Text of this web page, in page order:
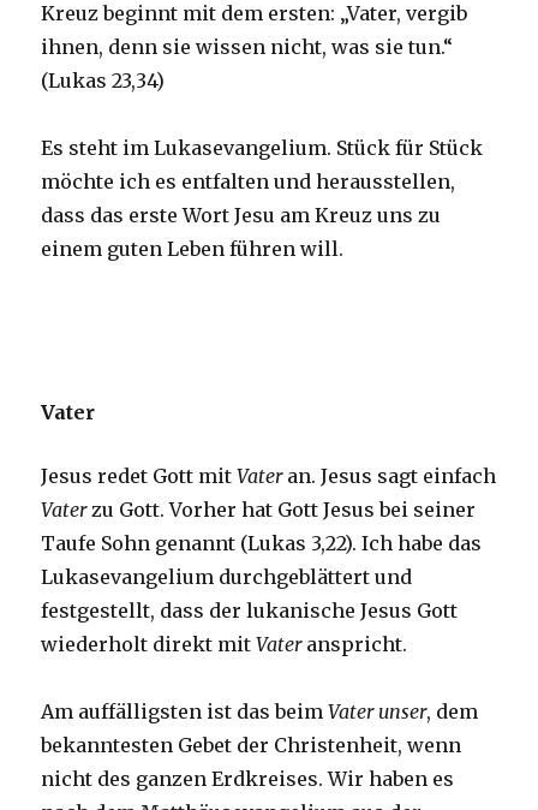
Kreuz beginnt mit dem ersten: „Vater, vergib
ihnen, denn sie wissen nicht, was sie tun.“
(Lukas 23,34)
Es steht im Lukasevangelium. Stück für Stück
möchte ich es entfalten und herausstellen,
dass das erste Wort Jesu am Kreuz uns zu
einem guten Leben führen will.
Vater
Jesus redet Gott mitVateran. Jesus sagt einfach
Vaterzu Gott. Vorher hat Gott Jesus bei seiner
Taufe Sohn genannt (Lukas 3,22). Ich habe das
Lukasevangelium durchgeblättert und
festgestellt, dass der lukanische Jesus Gott
wiederholt direkt mitVateranspricht.
Am auffälligsten ist das beimVater unser, dem
bekanntesten Gebet der Christenheit, wenn
nicht des ganzen Erdkreises. Wir haben es